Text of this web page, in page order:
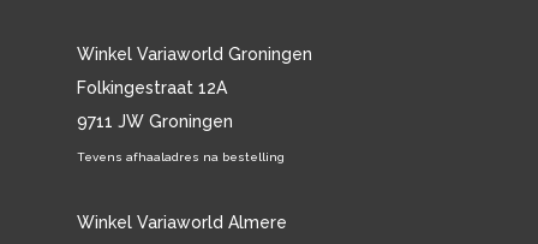
Winkel Variaworld Groningen
Folkingestraat 12A
9711 JW Groningen
Tevens afhaaladres na bestelling
Winkel Variaworld Almere